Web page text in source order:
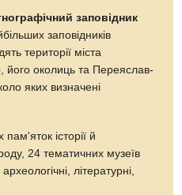
заповідник
заповідників
території міста
його околиць та Переяслав-
яких визначені
історії й
24 тематичних музеїв
літературні,